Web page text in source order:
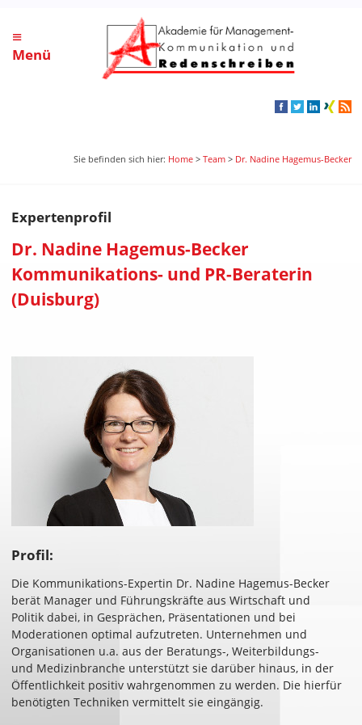
Sie befinden sich hier: Home> Team> Dr. Nadine Hagemus-Becker
≡
Menü
Expertenprofil
Dr. Nadine Hagemus-Becker
Kommunikations- und PR-Beraterin
(Duisburg)
Profil:
Die Kommunikations-Expertin Dr. Nadine Hagemus-Becker
berät Manager und Führungskräfte aus Wirtschaft und
Politik dabei, in Gesprächen, Präsentationen und bei
Moderationen optimal aufzutreten. Unternehmen und
Organisationen u.a. aus der Beratungs-, Weiterbildungs-
und Medizinbranche unterstützt sie darüber hinaus, in der
Öffentlichkeit positiv wahrgenommen zu werden. Die hierfür
benötigten Techniken vermittelt sie eingängig.